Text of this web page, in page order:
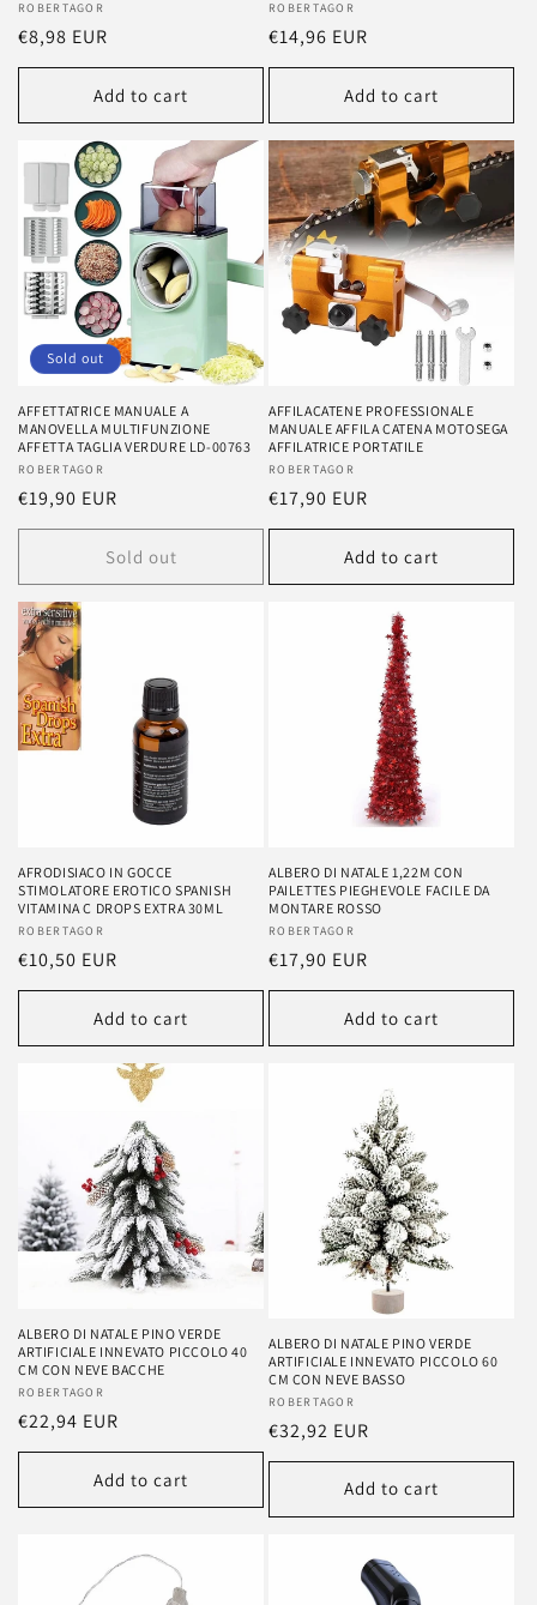
Vendor:
ROBERTAGOR
Regular
price
€8,98 EUR
Add to cart
Vendor:
ROBERTAGOR
Regular
price
€14,96 EUR
Add to cart
Sold out
AFFETTATRICE MANUALE A
MANOVELLA MULTIFUNZIONE
AFFETTA TAGLIA VERDURE LD-00763
Vendor:
ROBERTAGOR
Regular
price
€19,90 EUR
Sold out
AFFILACATENE PROFESSIONALE
MANUALE AFFILA CATENA MOTOSEGA
AFFILATRICE PORTATILE
Vendor:
ROBERTAGOR
Regular
price
€17,90 EUR
Add to cart
AFRODISIACO IN GOCCE
STIMOLATORE EROTICO SPANISH
VITAMINA C DROPS EXTRA 30ML
Vendor:
ROBERTAGOR
Regular
price
€10,50 EUR
Add to cart
ALBERO DI NATALE 1,22M CON
PAILETTES PIEGHEVOLE FACILE DA
MONTARE ROSSO
Vendor:
ROBERTAGOR
Regular
price
€17,90 EUR
Add to cart
ALBERO DI NATALE PINO VERDE
ARTIFICIALE INNEVATO PICCOLO 40
CM CON NEVE BACCHE
Vendor:
ROBERTAGOR
Regular
price
€22,94 EUR
Add to cart
ALBERO DI NATALE PINO VERDE
ARTIFICIALE INNEVATO PICCOLO 60
CM CON NEVE BASSO
Vendor:
ROBERTAGOR
Regular
price
€32,92 EUR
Add to cart